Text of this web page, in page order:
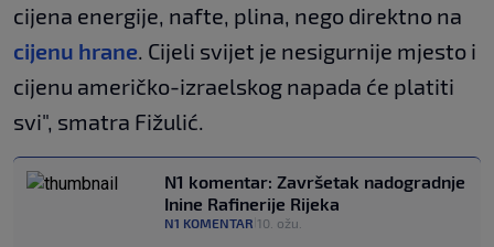
cijena energije, nafte, plina, nego direktno na
cijenu hrane. Cijeli svijet je nesigurnije mjesto i
cijenu američko-izraelskog napada će platiti
svi", smatra Fižulić.
N1 komentar: Završetak nadogradnje
Inine Rafinerije Rijeka
N1 KOMENTAR 10. ožu.